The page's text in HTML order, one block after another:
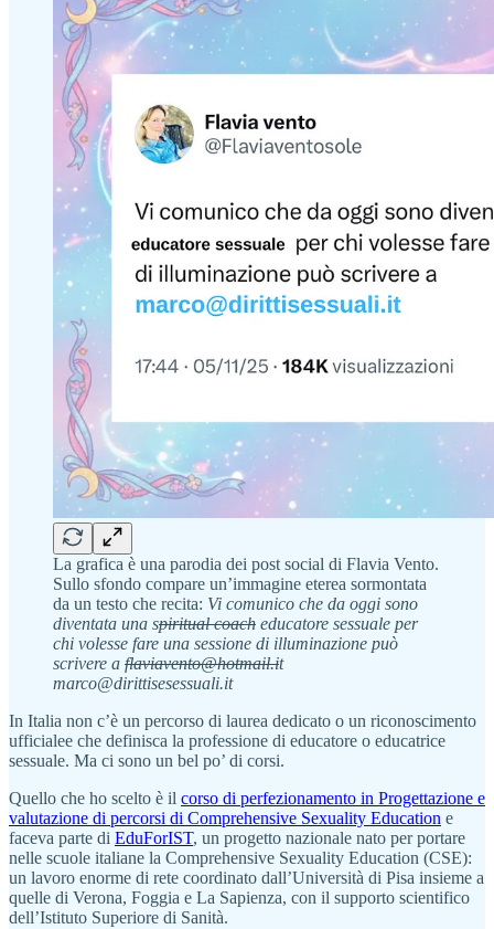
La grafica è una parodia dei post social di Flavia Vento.
Sullo sfondo compare un’immagine eterea sormontata
da un testo che recita: Vi comunico che da oggi sono
diventata una spiritual coach educatore sessuale per
chi volesse fare una sessione di illuminazione può
scrivere a flaviavento@hotmail.it
marco@dirittisesessuali.it
In Italia non c’è un percorso di laurea dedicato o un riconoscimento
ufficialee che definisca la professione di educatore o educatrice
sessuale. Ma ci sono un bel po’ di corsi.
Quello che ho scelto è il corso di perfezionamento in Progettazione e
valutazione di percorsi di Comprehensive Sexuality Education e
faceva parte di EduForIST, un progetto nazionale nato per portare
nelle scuole italiane la Comprehensive Sexuality Education (CSE):
un lavoro enorme di rete coordinato dall’Università di Pisa insieme a
quelle di Verona, Foggia e La Sapienza, con il supporto scientifico
dell’Istituto Superiore di Sanità.